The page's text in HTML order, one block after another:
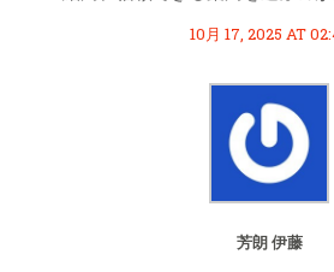
10月 17, 2025 AT
芳朗 伊藤